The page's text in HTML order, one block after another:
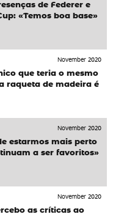
de Federer e
«Temos boa base»
November 2020
que teria o mesmo
raqueta de madeira é
November 2020
estarmos mais perto
a ser favoritos»
November 2020
as críticas ao